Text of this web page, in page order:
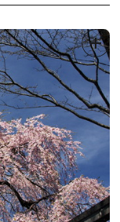
けます。
トドア慣れしていな
はスノーモービルの
。